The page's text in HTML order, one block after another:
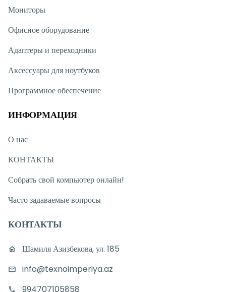
Мониторы
Офисное оборудование
Адаптеры и переходники
Аксессуары для ноутбуков
Программное обеспечение
ИНФОРМАЦИЯ
О нас
КОНТАКТЫ
Собрать свой компьютер онлайн!
Часто задаваемые вопросы
КОНТАКТЫ
Шамиля Азизбекова, ул. 185
info@texnoimperiya.az
994707105858